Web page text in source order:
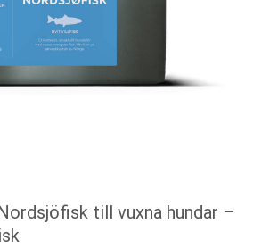
till vuxna hundar –